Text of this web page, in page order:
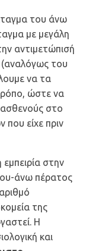
του άνω
με μεγάλη
αντιμετώπισή
(αναλόγως του
να τα
ώστε να
στο
είχε πριν
εμπειρία στην
άνω πέρατος
της
Η
και